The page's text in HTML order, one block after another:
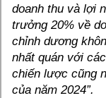
doanh thu và lợi
trưởng 20% về
chỉnh dương
nhất quán với
chiến lược cũng
của năm 2024”.